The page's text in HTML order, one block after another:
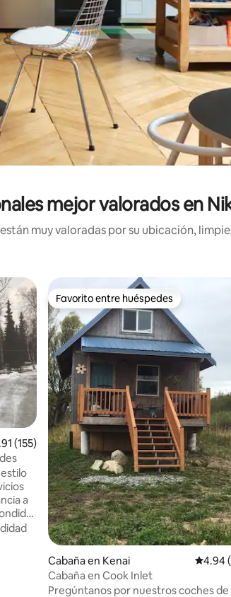
mejor valorados en
muy valoradas por su ubicación,
promedio: 4.91 de 5, 155 reseñas
(155)
a
y
Favorito entre huéspedes
Favorito entre huéspedes
Cabaña en Kenai
4.94
Cabaña en Cook Inlet
Pregúntanos por nuestros coches de